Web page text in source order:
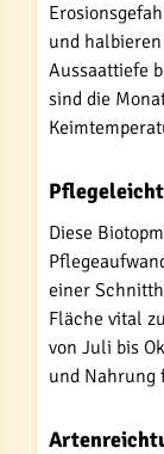
und
Aussaattiefe
sind die
Diese
einer
Fläche vital
von Juli bis
und Nahrung